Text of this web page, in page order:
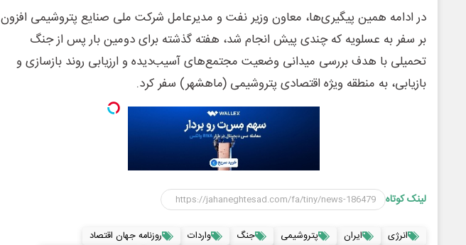
در ادامه همین پیگیری‌ها، معاون وزیر نفت و مدیرعامل شرکت ملی صنایع پتروشیمی افزون
بر سفر به عسلویه که چندی پیش انجام شد، هفته گذشته برای دومین بار پس از جنگ
تحمیلی با هدف بررسی میدانی وضعیت مجتمع‌های آسیب‌دیده و ارزیابی روند بازسازی و
بازیابی، به منطقه ویژه اقتصادی پتروشیمی (ماهشهر) سفر کرد.
لینک کوتاه
انرژی ایران پتروشیمی جنگ واردات
روزنامه جهان اقتصاد